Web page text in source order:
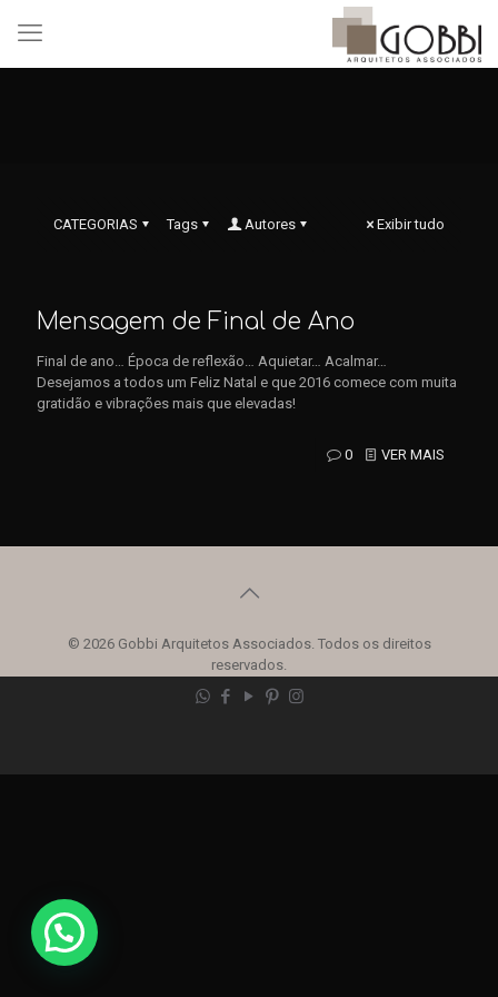
CATEGORIAS Tags Autores Exibir tudo
Mensagem de Final de Ano
Final de ano… Época de reflexão… Aquietar… Acalmar…
Desejamos a todos um Feliz Natal e que 2016 comece com muita
gratidão e vibrações mais que elevadas!
0 VER MAIS
© 2026 Gobbi Arquitetos Associados. Todos os direitos
reservados.